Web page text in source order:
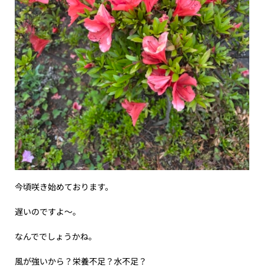
今頃咲き始めております。
遅いのですよ〜。
なんででしょうかね。
風が強いから？栄養不足？水不足？